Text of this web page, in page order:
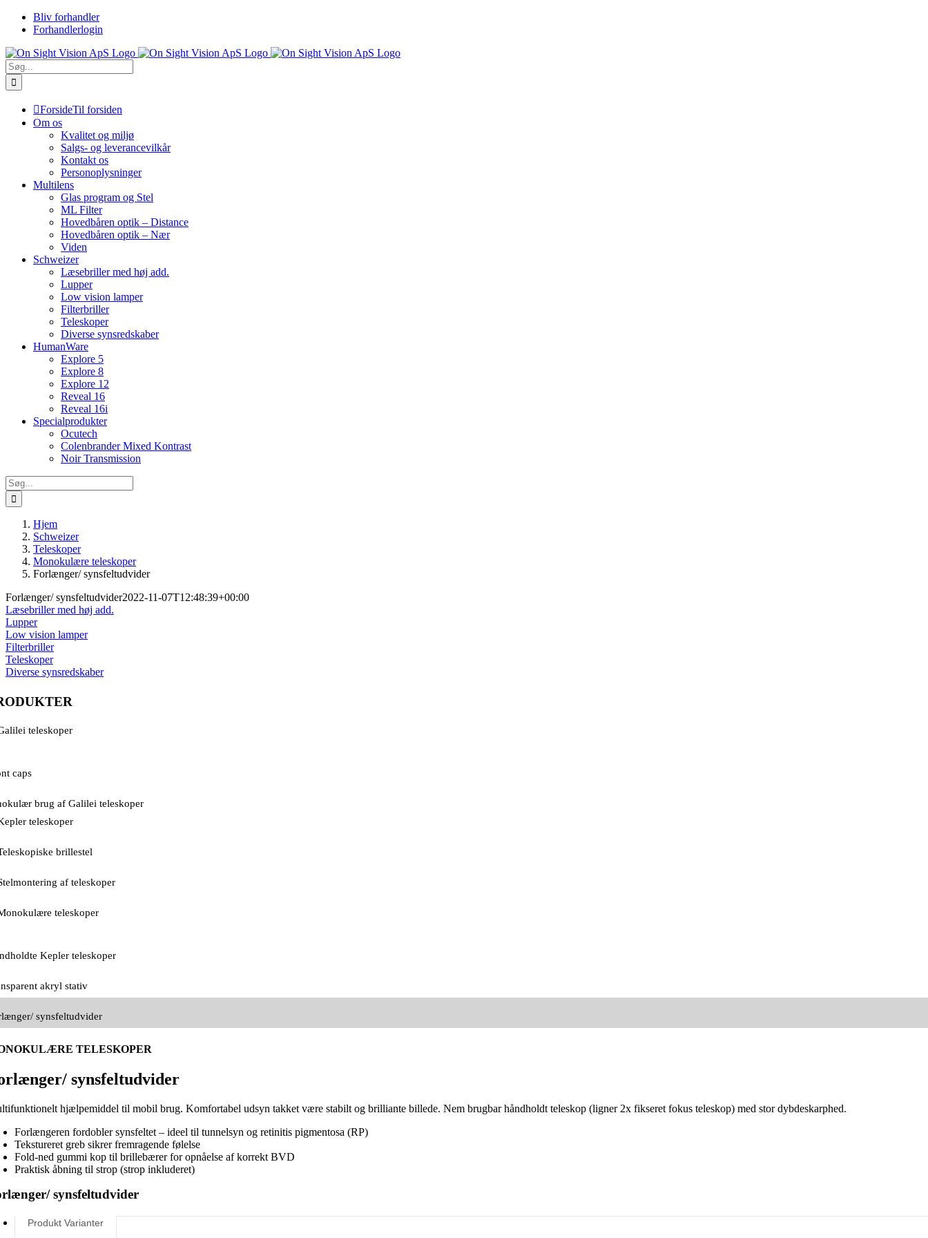
Skip
Bliv forhandler
Forhandlerlogin
Søg
efter:
ForsideTil forsiden
Om os
Kvalitet og miljø
Salgs- og leverancevilkår
Kontakt os
Personoplysninger
Multilens
Glas program og Stel
ML Filter
Hovedbåren optik – Distance
Hovedbåren optik – Nær
Viden
Schweizer
Læsebriller med høj add.
Lupper
Low vision lamper
Filterbriller
Teleskoper
Diverse synsredskaber
HumanWare
Explore 5
Explore 8
Explore 12
Reveal 16
Reveal 16i
Specialprodukter
Ocutech
Colenbrander Mixed Kontrast
Noir Transmission
Søg
efter:
Hjem
Schweizer
Teleskoper
Monokulære teleskoper
Forlænger/ synsfeltudvider
Forlænger/ synsfeltudvider2022-11-07T12:48:39+00:00
Læsebriller med høj add.
Lupper
Low vision lamper
Filterbriller
Teleskoper
Diverse synsredskaber
teleskoper
caps
brug af Galilei teleskoper
teleskoper
brillestel
af teleskoper
teleskoper
Kepler teleskoper
akryl stativ
synsfeltudvider
TELESKOPER
synsfeltudvider
hjælpemiddel til mobil brug. Komfortabel udsyn takket være stabilt og brilliante billede. Nem brugbar håndholdt teleskop (ligner 2x fikseret fokus teleskop) med stor dybdeskarphed.
Forlængeren fordobler synsfeltet – ideel til tunnelsyn og retinitis pigmentosa (RP)
Tekstureret greb sikrer fremragende følelse
Fold-ned gummi kop til brillebærer for opnåelse af korrekt BVD
Praktisk åbning til strop (strop inkluderet)
synsfeltudvider
Produkt Varianter